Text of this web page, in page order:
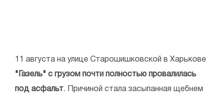
11 августа на улице Старошишковской в Харькове
"Газель" с грузом почти полностью провалилась
под асфальт. Причиной стала засыпанная щебнем